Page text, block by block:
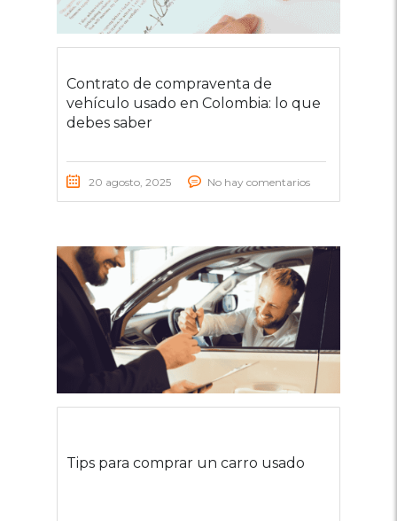
Contrato de compraventa de
vehículo usado en Colombia: lo que
debes saber
20 agosto, 2025 No hay comentarios
Tips para comprar un carro usado